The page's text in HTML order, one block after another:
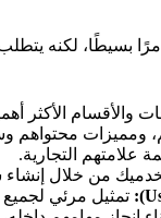
بسيطًا، لكنه
الأكثر
ومميزات محتواهم
علامتهم التجارية.
من خلال
تمثيل مرئي